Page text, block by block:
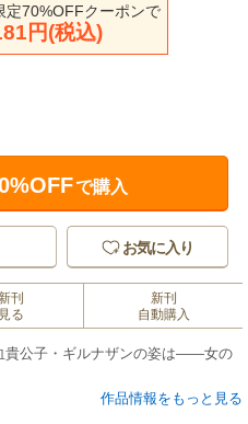
定70%OFFクーポンで
円(税込)
で購入
お気に入り
刊
る
新刊
自動購入
貴公子・ギルナザンの姿は――女の
作品情報をもっと見る